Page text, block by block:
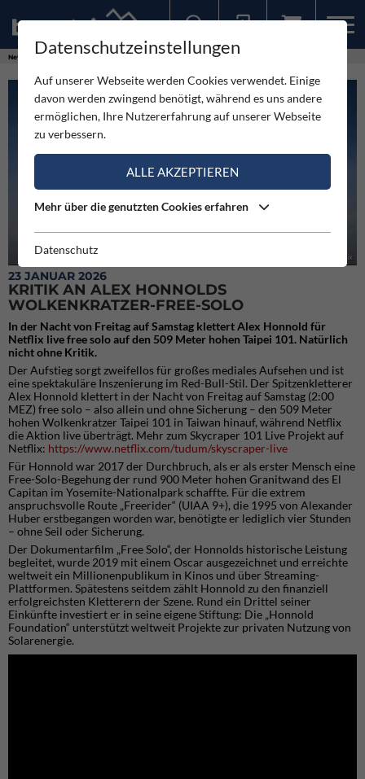
News Kritik an Alex Honnolds Wolkenkratzer-Free-Solo
Skyscraper Live (c) Netflix
23 JANUAR 2026
KRITIK AN ALEX HONNOLDS
WOLKENKRATZER-FREE-SOLO
In der Nacht von Freitag auf Samstag klettert Alex Honnold für
Netflix live free solo auf den 509 Meter hohen Taipei 101. Natürlich
nicht ohne Kritik.
Der Aufstieg sorgt zweifellos für großes mediales Aufsehen und ist
eine spektakuläre Inszenierung im Red-Bull-Stil. Der Spitzenkletterer
Alex Honnold klettert in der Nacht von Freitag auf Samstag (2:00
MEZ) free solo – also allein und ohne Sicherung – den 509 Meter
hohen Wolkenkratzer Taipei 101 in Taiwan hinauf, während Netflix
die Aktion live überträgt. Mehr zum Skycraper 101 Live Projekt auf
Netflix: https://www.netflix.com/tudum/skyscraper-live
Für Honnold war 2017 der Durchbruch, als er als erster Mensch eine
Free-Solo-Begehung der rund 900 Meter hohen Granitwand des El
Capitan im Yosemite-Nationalpark schaffte. Für die extrem
anspruchsvolle Route „Freerider“ (UIAA 9+), die 1995 von Alexander
Huber erstbegangen worden war, benötigte er lediglich vier Stunden
– ohne Seil oder Sicherung.
Der Dokumentarfilm „Free Solo“, der Honnolds historische Leistung
begleitet, wurde 2019 mit einem Oscar ausgezeichnet und erreichte
weltweit ein Millionenpublikum in Kinos und über Streaming-
Plattformen. Spätestens seitdem zählt Honnold zu den finanziell
erfolgreichsten Kletterern der Szene. Rund ein Drittel seiner
Einkünfte investiert er in seine eigene Stiftung: Die „Honnold
Foundation“ unterstützt weltweit Projekte zur privaten Nutzung von
Solarenergie.
Datenschutzeinstellungen
Auf unserer Webseite werden Cookies verwendet. Einige
davon werden zwingend benötigt, während es uns andere
ermöglichen, Ihre Nutzererfahrung auf unserer Webseite
zu verbessern.
ALLE AKZEPTIEREN
Mehr über die genutzten Cookies erfahren
Datenschutz